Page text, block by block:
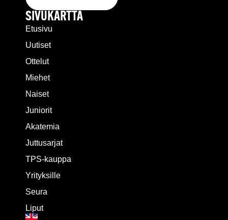
SIVUKARTTA
Etusivu
Uutiset
Ottelut
Miehet
Naiset
Juniorit
Akatemia
Juttusarjat
TPS-kauppa
Yrityksille
Seura
Liput